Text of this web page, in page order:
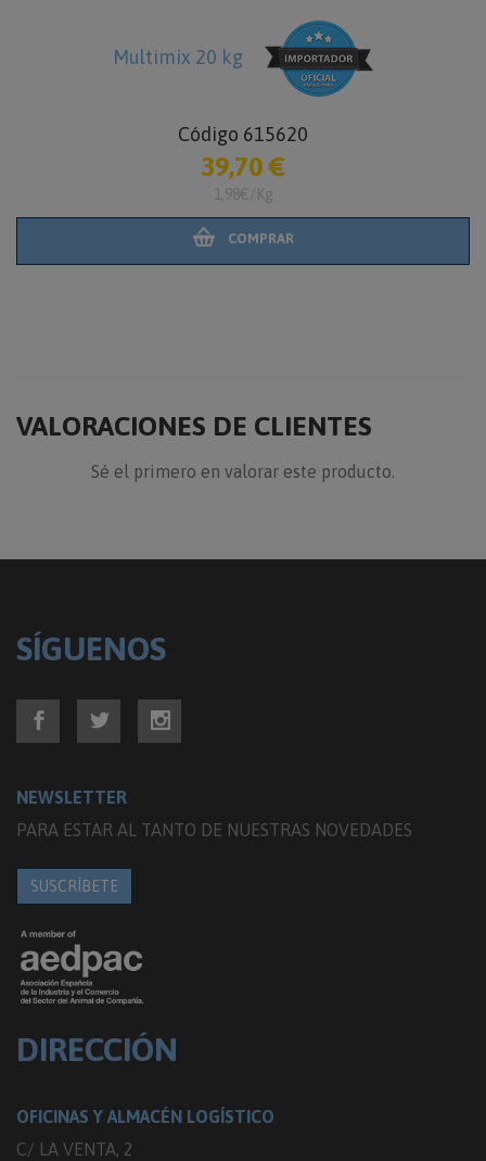
Multimix 20 kg
Código 615620
39,70 €
1,98€/Kg
COMPRAR
VALORACIONES DE CLIENTES
Sé el primero en valorar este producto.
SÍGUENOS
NEWSLETTER
PARA ESTAR AL TANTO DE NUESTRAS NOVEDADES
SUSCRÍBETE
DIRECCIÓN
OFICINAS Y ALMACÉN LOGÍSTICO
C/ LA VENTA, 2